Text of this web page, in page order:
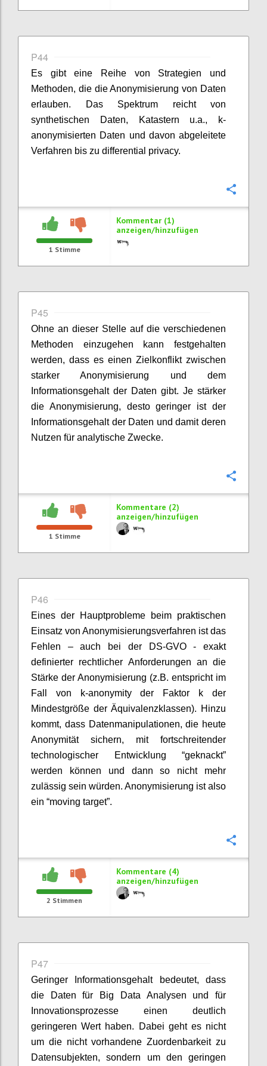
P44
Es gibt eine Reihe von Strategien und
Methoden, die die Anonymisierung von Daten
erlauben. Das Spektrum reicht von
synthetischen Daten, Katastern u.a., k-
anonymisierten Daten und davon abgeleitete
Verfahren bis zu differential privacy.
1 Stimme
Kommentar (1)
anzeigen/hinzufügen
P45
Ohne an dieser Stelle auf die verschiedenen
Methoden einzugehen kann festgehalten
werden, dass es einen Zielkonflikt zwischen
starker Anonymisierung und dem
Informationsgehalt der Daten gibt. Je stärker
die Anonymisierung, desto geringer ist der
Informationsgehalt der Daten und damit deren
Nutzen für analytische Zwecke.
1 Stimme
Kommentare (2)
anzeigen/hinzufügen
P46
Eines der Hauptprobleme beim praktischen
Einsatz von Anonymisierungsverfahren ist das
Fehlen – auch bei der DS-GVO - exakt
definierter rechtlicher Anforderungen an die
Stärke der Anonymisierung (z.B. entspricht im
Fall von k-anonymity der Faktor k der
Mindestgröße der Äquivalenzklassen). Hinzu
kommt, dass Datenmanipulationen, die heute
Anonymität sichern, mit fortschreitender
technologischer Entwicklung “geknackt”
werden können und dann so nicht mehr
zulässig sein würden. Anonymisierung ist also
ein “moving target”.
2 Stimmen
Kommentare (4)
anzeigen/hinzufügen
P47
Geringer Informationsgehalt bedeutet, dass
die Daten für Big Data Analysen und für
Innovationsprozesse einen deutlich
geringeren Wert haben. Dabei geht es nicht
um die nicht vorhandene Zuordenbarkeit zu
Datensubjekten, sondern um den geringen